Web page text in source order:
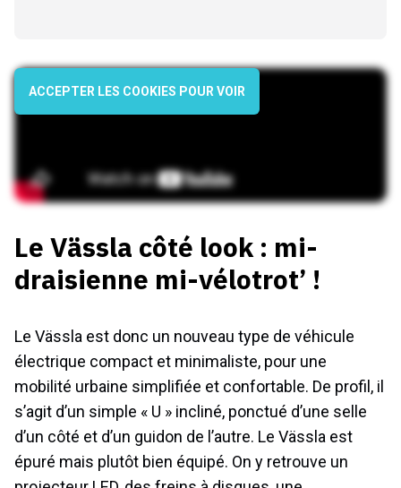
Le Vässla côté look : mi-
draisienne mi-vélotrot’ !
Le Vässla est donc un nouveau type de véhicule
électrique compact et minimaliste, pour une
mobilité urbaine simplifiée et confortable. De profil, il
s’agit d’un simple « U » incliné, ponctué d’une selle
d’un côté et d’un guidon de l’autre. Le Vässla est
épuré mais plutôt bien équipé. On y retrouve un
projecteur LED, des freins à disques, une